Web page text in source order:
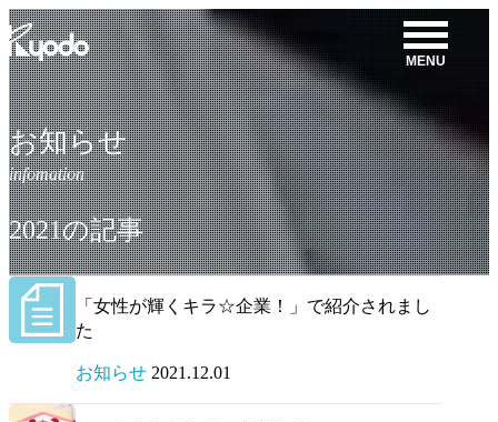
コ
ン
テ
ン
ツ
を
表
示
MENU
お知らせ
2021の記事
「女性が輝くキラ☆企業！」で紹介されまし
た
お知らせ 2021.12.01